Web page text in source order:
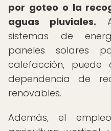
por goteo o la
aguas pluviales.
sistemas de
paneles solares
calefacción,
dependencia de
renovables.
Además, el